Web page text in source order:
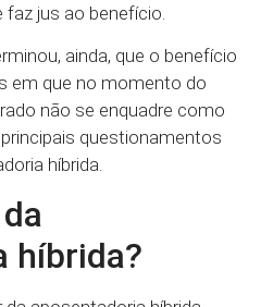
jus ao benefício.
ainda, que o benefício
em que no momento do
não se enquadre como
questionamentos
híbrida.
híbrida?